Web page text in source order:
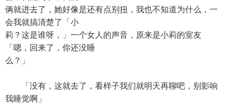
俩就进去了，她好像是还有点别扭，我也不知道为什么，一
会我就搞清楚了「小
莉？这是谁呀，」一个女人的声音，原来是小莉的室友
「嗯，回来了，你还没睡
么？」
「没有，这就去了，看样子我们就明天再聊吧，别影响
我睡觉啊」